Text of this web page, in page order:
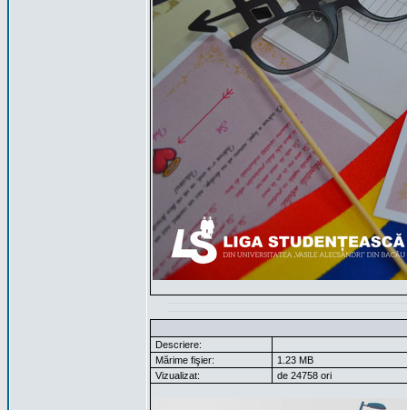
Descriere:
Mărime fişier:
1.23 MB
Vizualizat:
de 24758 ori